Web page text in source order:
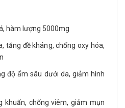
hàm lượng 5000mg
tăng đề kháng, chống oxy hóa,
độ ẩm sâu dưới da, giảm hình
khuẩn, chống viêm, giảm mụn